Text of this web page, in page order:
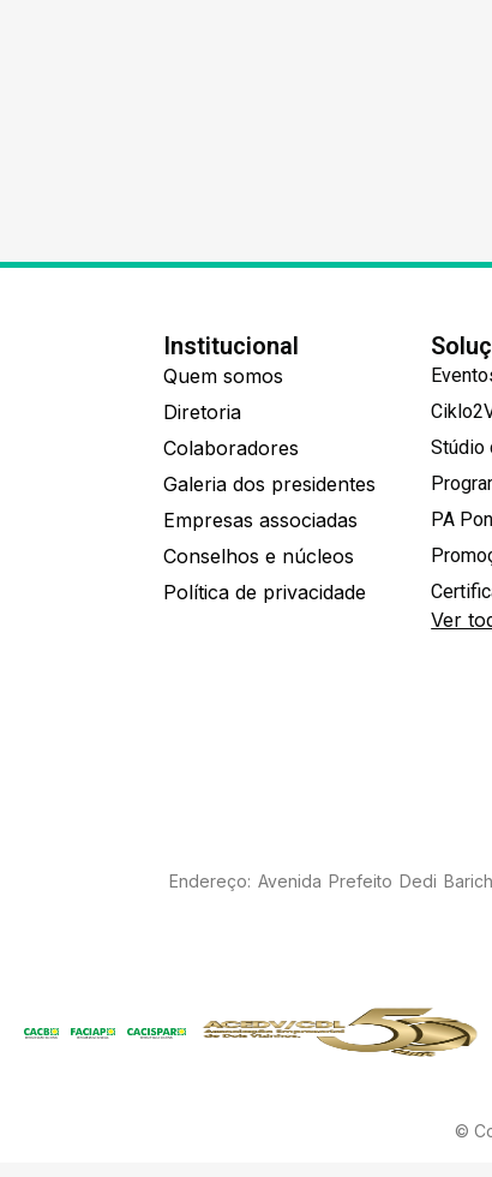
Institucional
Quem somos
Diretoria
Colaboradores
Galeria dos presidentes
Empresas associadas
Conselhos e núcleos
Política de privacidade
Stúdio
PA
Ver
Endereço: Avenida Prefeito Dedi
©